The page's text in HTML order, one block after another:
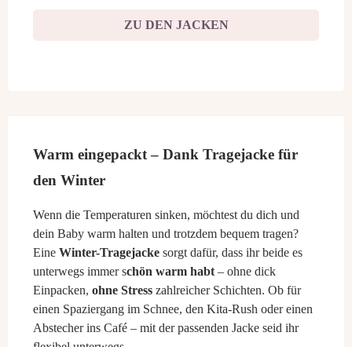
ZU DEN JACKEN
Warm eingepackt – Dank Tragejacke für
den Winter
Wenn die Temperaturen sinken, möchtest du dich und
dein Baby warm halten und trotzdem bequem tragen?
Eine Winter-Tragejacke sorgt dafür, dass ihr beide es
unterwegs immer schön warm habt – ohne dick
Einpacken, ohne Stress zahlreicher Schichten. Ob für
einen Spaziergang im Schnee, den Kita-Rush oder einen
Abstecher ins Café – mit der passenden Jacke seid ihr